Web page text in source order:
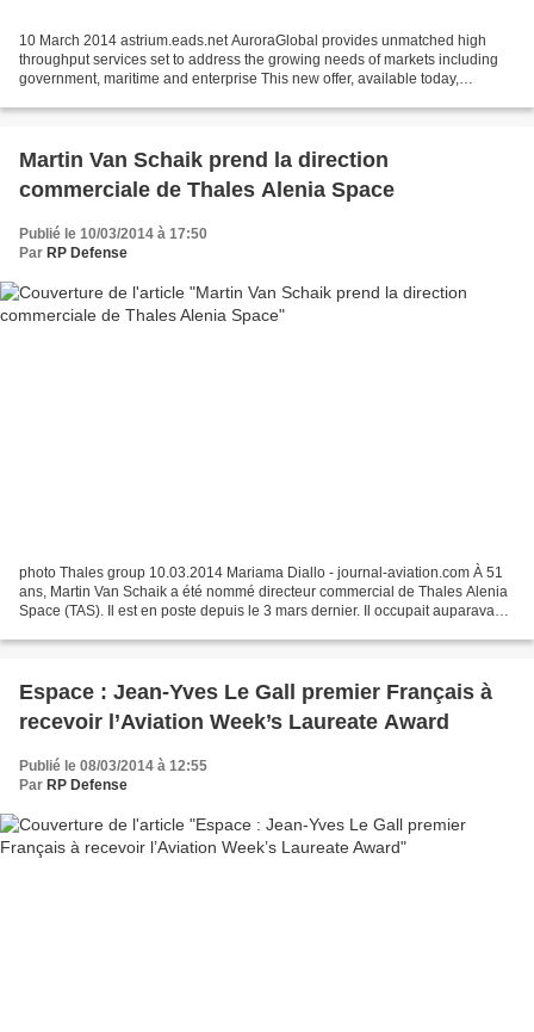
10 March 2014 astrium.eads.net AuroraGlobal provides unmatched high
throughput services set to address the growing needs of markets including
government, maritime and enterprise This new offer, available today,
Martin Van Schaik prend la direction
commerciale de Thales Alenia Space
Publié le 10/03/2014 à 17:50
Par RP Defense
photo Thales group 10.03.2014 Mariama Diallo - journal-aviation.com À 51
ans, Martin Van Schaik a été nommé directeur commercial de Thales Alenia
Space (TAS). Il est en poste depuis le 3 mars dernier. Il occupait auparavant
Espace : Jean-Yves Le Gall premier Français à
recevoir l’Aviation Week’s Laureate Award
Publié le 08/03/2014 à 12:55
Par RP Defense